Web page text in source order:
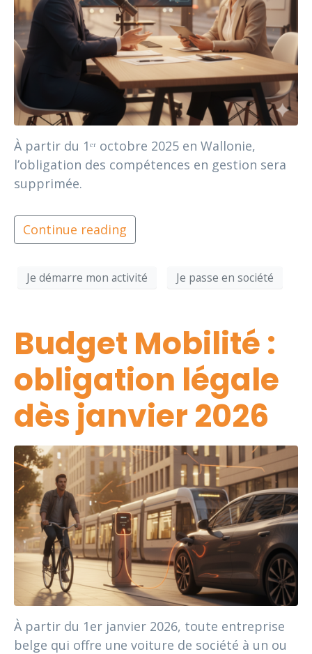
À partir du 1ᵉʳ octobre 2025 en Wallonie,
l’obligation des compétences en gestion sera
supprimée.
Continue reading
Je démarre mon activité Je passe en société
Budget Mobilité :
obligation légale
dès janvier 2026
À partir du 1er janvier 2026, toute entreprise
belge qui offre une voiture de société à un ou